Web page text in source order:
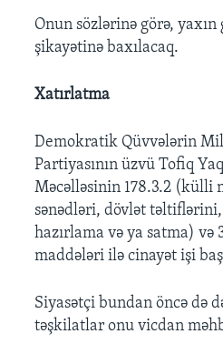
Onun sözlərinə görə,
şikayətinə baxılacaq.
Xatırlatma
Demokratik Qüvvələrin
Partiyasının üzvü Tofiq
Məcəlləsinin 178.3.2 (külli
sənədləri, dövlət
hazırlama və ya satma)
maddələri ilə cinayət işi
Siyasətçi bundan öncə də
təşkilatlar onu vicdan